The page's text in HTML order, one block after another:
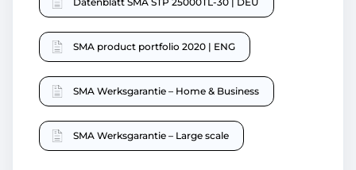
SMA product portfolio 2020 | ENG
SMA Werksgarantie – Home & Business
SMA Werksgarantie – Large scale